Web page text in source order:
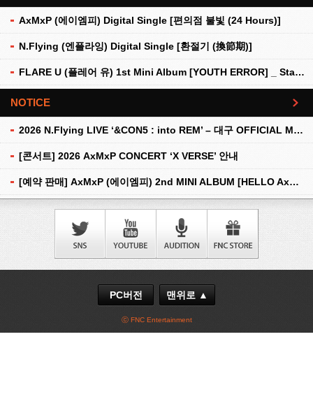
AxMxP (에이엠피) Digital Single [편의점 불빛 (24 Hours)]
N.Flying (엔플라잉) Digital Single [환절기 (換節期)]
FLARE U (플레어 유) 1st Mini Album [YOUTH ERROR] _ Stationery Kit Ver.
NOTICE
2026 N.Flying LIVE ‘&CON5 : into REM’ – 대구 OFFICIAL MD 현장 판매 안내
[콘서트] 2026 AxMxP CONCERT ‘X VERSE’ 안내
[예약 판매] AxMxP (에이엠피) 2nd MINI ALBUM [HELLO AxMxP] 예약 판매 안내
더보기
PC버전 맨위로 ▲
ⓒ FNC Entertainment